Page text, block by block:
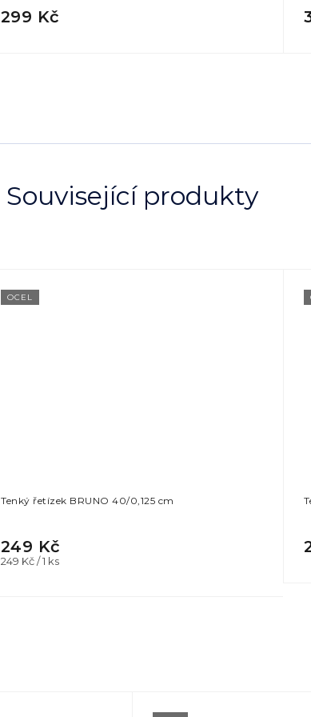
Související produkty
OCEL
Tenký řetízek BRUNO 40/0,125 cm
249 Kč
Měrná
249 Kč / 1 ks
299 Kč